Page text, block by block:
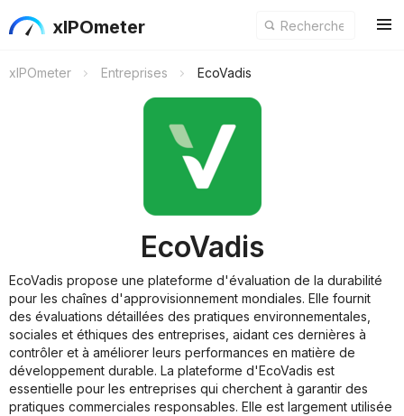
xIPOmeter
xIPOmeter Entreprises EcoVadis
EcoVadis
EcoVadis propose une plateforme d'évaluation de la durabilité
pour les chaînes d'approvisionnement mondiales. Elle fournit
des évaluations détaillées des pratiques environnementales,
sociales et éthiques des entreprises, aidant ces dernières à
contrôler et à améliorer leurs performances en matière de
développement durable. La plateforme d'EcoVadis est
essentielle pour les entreprises qui cherchent à garantir des
pratiques commerciales responsables. Elle est largement utilisée